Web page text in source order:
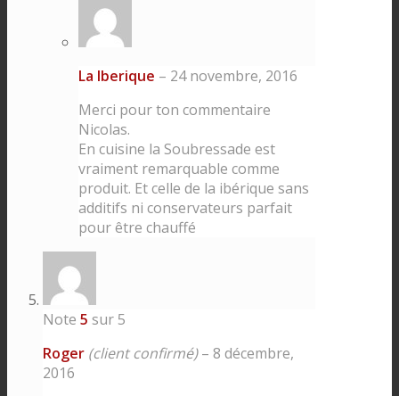
La Iberique – 24 novembre, 2016
Merci pour ton commentaire
Nicolas.
En cuisine la Soubressade est
vraiment remarquable comme
produit. Et celle de la ibérique sans
additifs ni conservateurs parfait
pour être chauffé
Note 5 sur 5
Roger (client confirmé) – 8 décembre,
2016